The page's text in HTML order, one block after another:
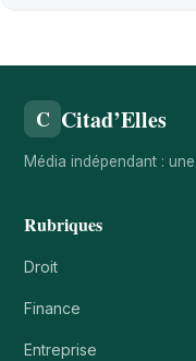
C Citad’Elles
Média indépendant :
Rubriques
Droit
Finance
Entreprise